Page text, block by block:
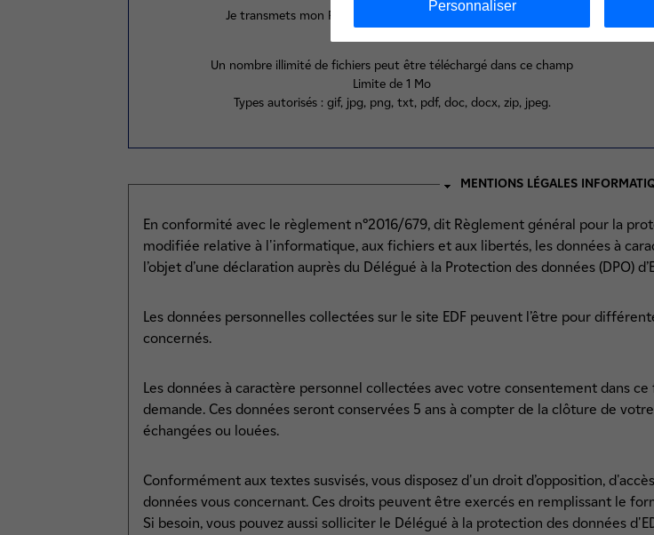
Je transmets mon Relevé d’Identité Bancaire en pièce jointe :
Un nombre illimité de fichiers peut être téléchargé dans ce champ
Limite de 1 Mo
Types autorisés : gif, jpg, png, txt, pdf, doc, docx, zip, jpeg.
MENTIONS LÉGALES
En conformité avec le règlement n°2016/679, dit Règlement général pour la
modifiée relative à l'informatique, aux fichiers et aux libertés, les données à
l’objet d’une déclaration auprès du Délégué à la Protection des données (DPO)
Les données personnelles collectées sur le site EDF peuvent l’être pour
concernés.
Les données à caractère personnel collectées avec votre consentement dans
demande. Ces données seront conservées 5 ans à compter de la clôture de
échangées ou louées.
Conformément aux textes susvisés, vous disposez d'un droit d’opposition,
données vous concernant. Ces droits peuvent être exercés en remplissant le
Si besoin, vous pouvez aussi solliciter le Délégué à la protection des données
Personnaliser